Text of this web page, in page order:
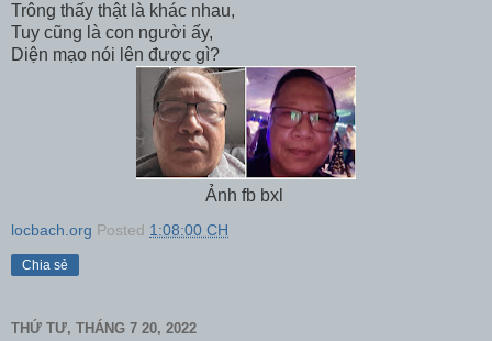
Trông thấy thật là khác nhau,
Tuy cũng là con người ấy,
Diện mạo nói lên được gì?
Ảnh fb bxl
locbach.org Posted 1:08:00 CH
Chia sẻ
THỨ TƯ, THÁNG 7 20, 2022